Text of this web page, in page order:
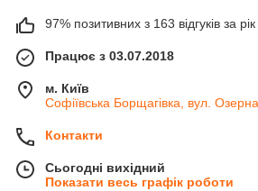
97% позитивних з 163 відгуків за рік
Працює з 03.07.2018
м. Київ
Софіївська Борщагівка, вул.
Контакти
Сьогодні вихідний
Показати весь графік роботи